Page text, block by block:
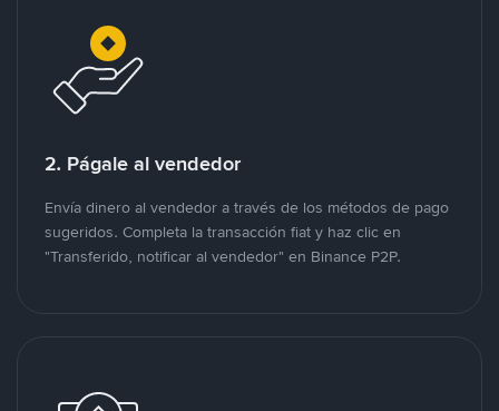
2. Págale al vendedor
Envía dinero al vendedor a través de los métodos de pago
sugeridos. Completa la transacción fiat y haz clic en
"Transferido, notificar al vendedor" en Binance P2P.